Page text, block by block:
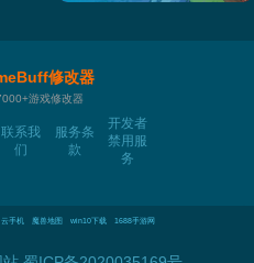
修改器
游戏修改器
联系我
们
服务条
款
开发者
禁用服
务
云手机 魔兽地图 win10下载 1688手游网